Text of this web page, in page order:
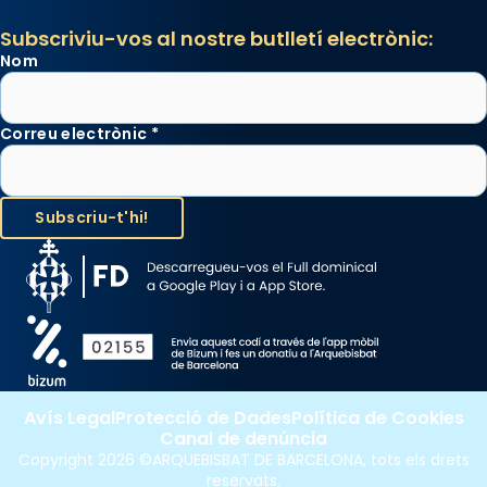
processó (recuperada el 1972) al voltant
del temple amb les relíquies de les santes.
Des de 1985 hi participa també un grup de
gran a Mataró.
Santes a Mataró»🥵.
Photo
View on Facebook · Share
Subscriviu-vos al nostre butlletí electrònic:
Nom
Correu electrònic *
Copyright 2026 ©ARQUEBISBAT DE BARCELONA, tots els drets
reservats.
Avís LegalProtecció de DadesPolítica de Cookies
Canal de denúncia